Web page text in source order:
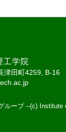
工学院
津田町4259, B-16
ループ --(c) Institute